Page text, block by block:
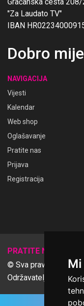
"Za Laudato TV"
IBAN
Dobro
NAVIGACIJA
Vijesti
Kalendar
Web shop
Oglašavanje
Pratite nas
Prijava
Registracija
PRATITE NAS
© Sva prava
Održavatelj Netcom